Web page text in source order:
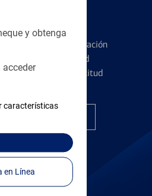
y obtenga
características
Continúe para entrar en la Banca en Línea
de la administración
crédito y la identidad
presentar una solicitud
tarjeta correcta